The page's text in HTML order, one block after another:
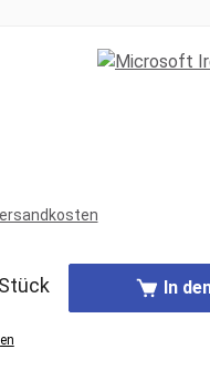
Wert ein oder
Stück In